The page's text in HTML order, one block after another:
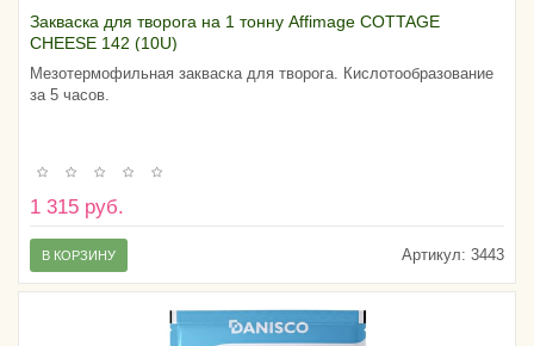
Закваска для творога на 1 тонну Affimage COTTAGE
CHEESE 142 (10U)
Мезотермофильная закваска для творога. Кислотообразование
за 5 часов.
1 315 руб.
Артикул: 3443
В КОРЗИНУ